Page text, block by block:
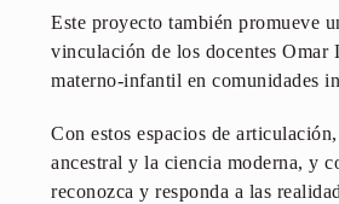
Este proyecto también promueve
vinculación de los docentes
materno-infantil en comunidades
Con estos espacios de
ancestral y la ciencia moderna, y
reconozca y responda a las